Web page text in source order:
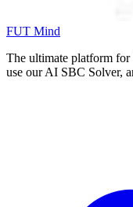
FUT Mind
The ultimate platform
use our AI SBC Solver,